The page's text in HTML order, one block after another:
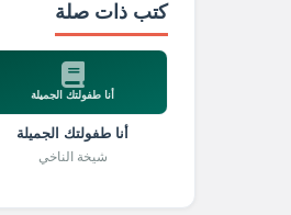
كتب ذات صلة
أنا طفولتك الجميلة
أنا طفولتك الجميلة
شيخة الناخي